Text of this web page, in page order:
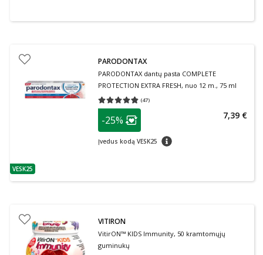
patarimas
VESK25
PARODONTAX
PARODONTAX dantų pasta COMPLETE
PROTECTION EXTRA FRESH, nuo 12 m., 75 ml
(47)
Vidutinis įvertinimas 4.79
patarimas
Lojalumo klubo narių nuolaida
-25%
Įvedus kodą VESK25 patarimas
7,39 €
VITIRON
VitirON™ KIDS Immunity, 50 kramtomųjų
guminukų